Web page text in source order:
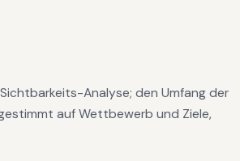
Analyse; den Umfang der
auf Wettbewerb und Ziele,